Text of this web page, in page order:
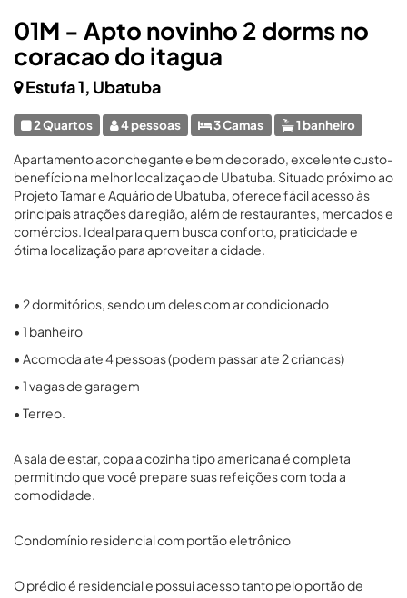
01M - Apto novinho 2 dorms no
coracao do itagua
Estufa 1, Ubatuba
2 Quartos 4 pessoas 3 Camas 1 banheiro
Apartamento aconchegante e bem decorado, excelente custo-
benefício na melhor localizaçao de Ubatuba. Situado próximo ao
Projeto Tamar e Aquário de Ubatuba, oferece fácil acesso às
principais atrações da região, além de restaurantes, mercados e
comércios. Ideal para quem busca conforto, praticidade e
ótima localização para aproveitar a cidade.
• 2 dormitórios, sendo um deles com ar condicionado
• 1 banheiro
• Acomoda ate 4 pessoas (podem passar ate 2 criancas)
• 1 vagas de garagem
• Terreo.
A sala de estar, copa a cozinha tipo americana é completa
permitindo que você prepare suas refeições com toda a
comodidade.
Condomínio residencial com portão eletrônico
O prédio é residencial e possui acesso tanto pelo portão de